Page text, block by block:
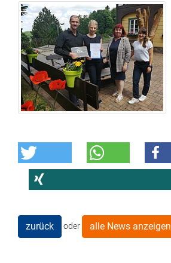
zurück oder alle News anzeigen